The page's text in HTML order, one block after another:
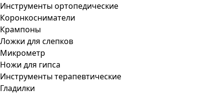
Инструменты ортопедические
Коронкосниматели
Крампоны
Ложки для слепков
Микрометр
Ножи для гипса
Инструменты терапевтические
Гладилки